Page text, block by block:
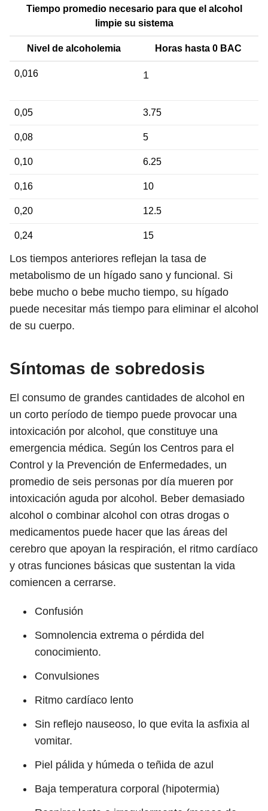
Tiempo promedio necesario para que el alcohol
limpie su sistema
Nivel de alcoholemia Horas hasta 0 BAC
0,016 1
0,05 3.75
0,08 5
0,10 6.25
0,16 10
0,20 12.5
0,24 15
Los tiempos anteriores reflejan la tasa de
metabolismo de un hígado sano y funcional. Si
bebe mucho o bebe mucho tiempo, su hígado
puede necesitar más tiempo para eliminar el alcohol
de su cuerpo.
Síntomas de sobredosis
El consumo de grandes cantidades de alcohol en
un corto período de tiempo puede provocar una
intoxicación por alcohol, que constituye una
emergencia médica. Según los Centros para el
Control y la Prevención de Enfermedades, un
promedio de seis personas por día mueren por
intoxicación aguda por alcohol. Beber demasiado
alcohol o combinar alcohol con otras drogas o
medicamentos puede hacer que las áreas del
cerebro que apoyan la respiración, el ritmo cardíaco
y otras funciones básicas que sustentan la vida
comiencen a cerrarse.
Confusión
Somnolencia extrema o pérdida del
conocimiento.
Convulsiones
Ritmo cardíaco lento
Sin reflejo nauseoso, lo que evita la asfixia al
vomitar.
Piel pálida y húmeda o teñida de azul
Baja temperatura corporal (hipotermia)